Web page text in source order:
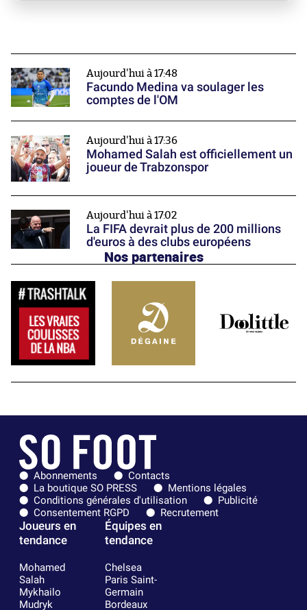
Aujourd'hui à 17:48
Facundo Medina va soulager les
comptes de l'OM
Aujourd'hui à 17:36
Mohamed Salah est officiellement un
joueur de Trabzonspor
Aujourd'hui à 17:02
La FIFA devrait plus de 200 millions
d'euros à des clubs européens
Nos partenaires
Abonnements
Contacts
La boutique SO PRESS
Mentions légales
Conditions générales d'utilisation
Publicité
Consentement RGPD
Recrutement
Joueurs en
tendance
Mohamed
Salah
Mykhailo
Mudryk
Équipes en
tendance
Chelsea
Paris Saint-
Germain
Bordeaux